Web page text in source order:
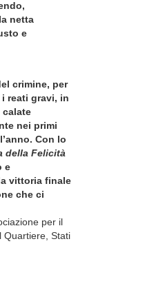
netta
e
crimine, per
reati gravi, in
calate
nei primi
Con lo
della Felicità
e
vittoria finale
che ci
per il
Quartiere, Stati